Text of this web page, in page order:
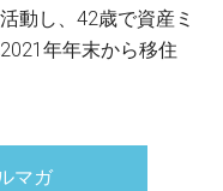
動し、42歳で資産ミ
年年末から移住
マガ